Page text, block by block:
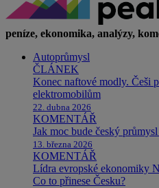
peníze, ekonomika, analýzy,
Autoprůmysl
ČLÁNEK
Konec naftové modly. Češi
elektromobilům
22. dubna 2026
KOMENTÁŘ
Jak moc bude český
13. března 2026
KOMENTÁŘ
Lídra evropské ekonomiky
Co to přinese Česku?